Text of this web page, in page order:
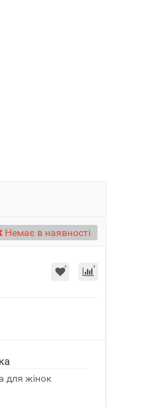
Немає в наявності
для жінок